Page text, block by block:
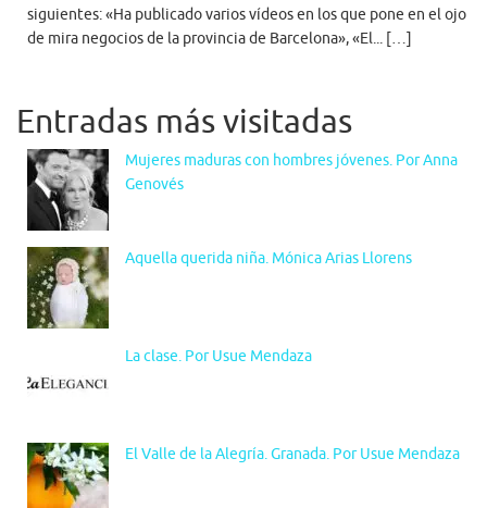
siguientes: «Ha publicado varios vídeos en los que pone en el ojo
de mira negocios de la provincia de Barcelona», «El... […]
Entradas más visitadas
Mujeres maduras con hombres jóvenes. Por Anna
Genovés
Aquella querida niña. Mónica Arias Llorens
La clase. Por Usue Mendaza
El Valle de la Alegría. Granada. Por Usue Mendaza